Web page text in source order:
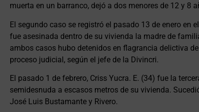
muerta en un barranco, dejó a dos menores de 12 y 8
El segundo caso se registró el pasado 13 de enero en
fue asesinada dentro de su vivienda la madre de
ambos casos hubo detenidos en flagrancia delictiva
proceso judicial, según el jefe de la Divincri.
El pasado 1 de febrero, Criss Yucra. E. (34) fue la
semidesnuda a escasos metros de su vivienda.
José Luis Bustamante y Rivero.